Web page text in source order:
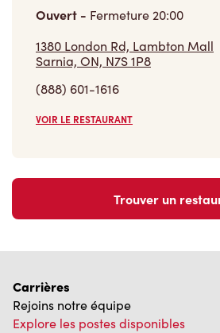
Ouvert - Fermeture20:00
1380 London Rd, Lambton Mall
Sarnia, ON, N7S 1P8
(888) 601-1616
VOIR LE RESTAURANT
Trouver un
Carrières
Rejoins notre équipe
Explore les postes disponibles